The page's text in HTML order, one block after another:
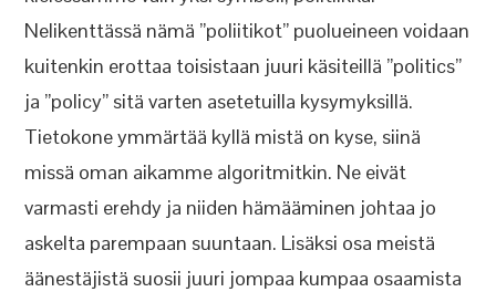
Nelikenttässä nämä ”poliitikot” puolueineen voidaan
kuitenkin erottaa toisistaan juuri käsiteillä ”politics”
ja ”policy” sitä varten asetetuilla kysymyksillä.
Tietokone ymmärtää kyllä mistä on kyse, siinä
missä oman aikamme algoritmitkin. Ne eivät
varmasti erehdy ja niiden hämääminen johtaa jo
askelta parempaan suuntaan. Lisäksi osa meistä
äänestäjistä suosii juuri jompaa kumpaa osaamista